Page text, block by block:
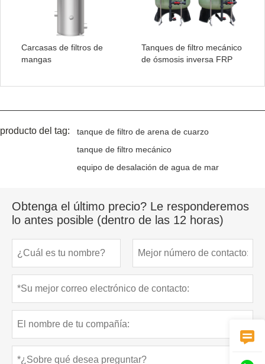
Carcasas de filtros de
mangas
Tanques de filtro mecánico
de ósmosis inversa FRP
producto del tag:
tanque de filtro de arena de cuarzo
tanque de filtro mecánico
equipo de desalación de agua de mar
Obtenga el último precio? Le responderemos
lo antes posible (dentro de las 12 horas)
